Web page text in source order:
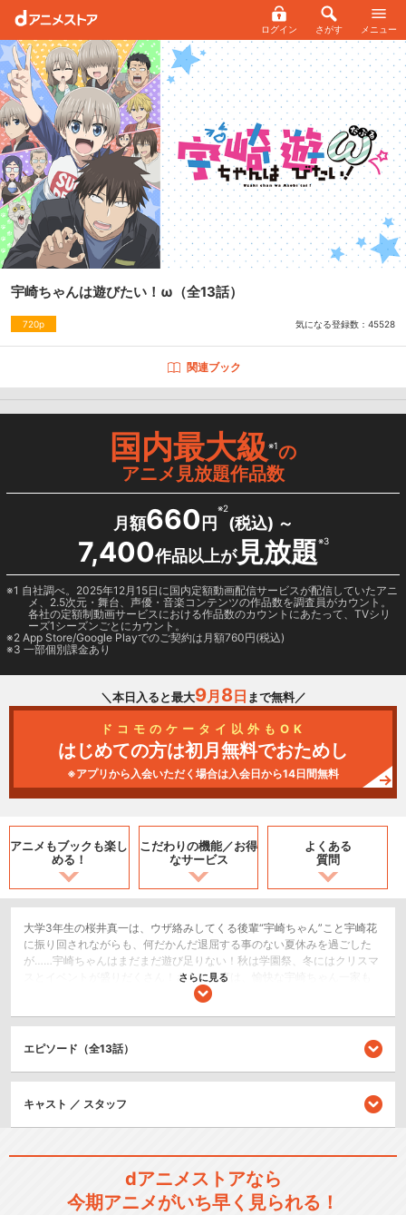
ログイン さがす メニュー
宇崎ちゃんは遊びたい！ω （全13話）
720p 気になる登録数： 45528
関連ブック
国内最大級※1の
アニメ見放題作品数
月額660 円
※2
(税込) ～
7,400作品以上が見放題※3
1 自社調べ。2025年12月15日に国内定額動画配信サービスが配信していたアニ
メ、2.5次元・舞台、声優・音楽コンテンツの作品数を調査員がカウント。
各社の定額制動画サービスにおける作品数のカウントにあたって、TVシリ
ーズ1シーズンごとにカウント。
2 App Store/Google Playでのご契約は月額760円(税込)
3 一部個別課金あり
＼本日入ると最大9月 8日 まで無料／
ドコモのケータイ以外もOK
はじめての方は初月無料でおためし
※アプリから入会いただく場合は入会日から14日間無料
アニメもブックも楽し
める！
こだわりの機能／お得
なサービス
よくある
質問
大学3年生の桜井真一は、ウザ絡みしてくる後輩“宇崎ちゃん”こと宇崎花
に振り回されながらも、何だかんだ退屈する事のない夏休みを過ごした
が……宇崎ちゃんはまだまだ遊び足りない！秋は学園祭、冬にはクリスマ
スとイベントが盛りだくさん！さらに今度は、愉快な宇崎ちゃん一家も
加わってますます賑やかに……!?見守られたり、もてあそばれたり、背中
が見え始める!?ウザさもカワいさもω(だぶる）な“ウザカワ系”後輩との青
春ドタバタラブコメ、再びスタート！
宇崎ちゃんは遊びたい！
さらに見る
エピソード（全13話）
キャスト ／ スタッフ
dアニメストアなら
今期アニメがいち早く見られる！